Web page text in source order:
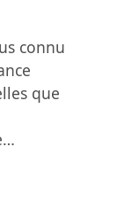
connu
que